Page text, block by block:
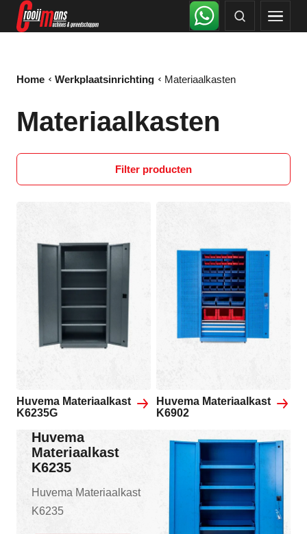
Home Werkplaatsinrichting Materiaalkasten
Materiaalkasten
Filter producten
Huvema Materiaalkast
K6902
Huvema
Materiaalkast
K6235
Huvema Materiaalkast
K6235
Huvema Materiaalkast
K6235G